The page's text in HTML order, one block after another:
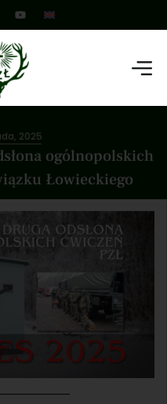
ogólnopolskich
Łowieckiego
2025